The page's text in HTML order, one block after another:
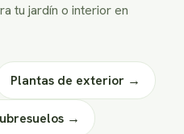
tu jardín o interior en
Plantas de exterior →
→